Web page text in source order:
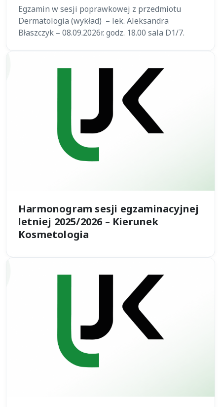
Egzamin w sesji poprawkowej z przedmiotu
Dermatologia (wykład) – lek. Aleksandra
Błaszczyk – 08.09.2026r. godz. 18.00 sala D1/7.
Harmonogram sesji egzaminacyjnej
letniej 2025/2026 – Kierunek
Kosmetologia